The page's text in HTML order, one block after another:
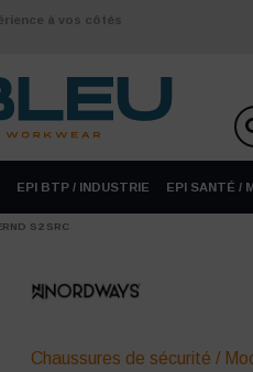
à vos côtés
EPI BTP / INDUSTRIE EPI SANTÉ /
S2 SRC
Chaussures de sécurité /